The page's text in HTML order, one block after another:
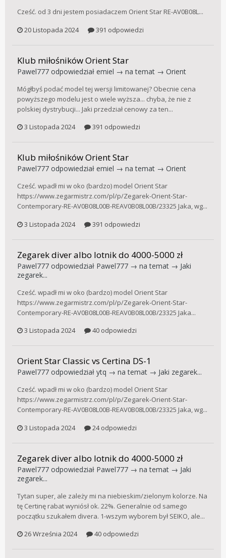
Cześć. od 3 dni jestem posiadaczem Orient Star RE-AV0B08L...
20 Listopada 2024
391 odpowiedzi
Klub miłośników Orient Star
Pawel777 odpowiedział emiel → na temat → Orient
Mógłbyś podać model tej wersji limitowanej? Obecnie cena
powyższego modelu jest o wiele wyższa... chyba, że nie z
polskiej dystrybucji... Jaki przedział cenowy za ten...
3 Listopada 2024
391 odpowiedzi
Klub miłośników Orient Star
Pawel777 odpowiedział emiel → na temat → Orient
Cześć. wpadł mi w oko (bardzo) model Orient Star
https://www.zegarmistrz.com/pl/p/Zegarek-Orient-Star-
Contemporary-RE-AV0B08L00B-REAV0B08L00B/23325 Jaka, wg...
3 Listopada 2024
391 odpowiedzi
Zegarek diver albo lotnik do 4000-5000 zł
Pawel777 odpowiedział Pawel777 → na temat → Jaki
zegarek...
Cześć. wpadł mi w oko (bardzo) model Orient Star
https://www.zegarmistrz.com/pl/p/Zegarek-Orient-Star-
Contemporary-RE-AV0B08L00B-REAV0B08L00B/23325 Jaka...
3 Listopada 2024
40 odpowiedzi
Orient Star Classic vs Certina DS-1
Pawel777 odpowiedział ytq → na temat → Jaki zegarek...
Cześć. wpadł mi w oko (bardzo) model Orient Star
https://www.zegarmistrz.com/pl/p/Zegarek-Orient-Star-
Contemporary-RE-AV0B08L00B-REAV0B08L00B/23325 Jaka, wg...
3 Listopada 2024
24 odpowiedzi
Zegarek diver albo lotnik do 4000-5000 zł
Pawel777 odpowiedział Pawel777 → na temat → Jaki
zegarek...
Tytan super, ale zależy mi na niebieskim/zielonym kolorze. Na
tę Certinę rabat wyniósł ok. 22%. Generalnie od samego
początku szukałem divera. 1-wszym wyborem był SEIKO, ale...
26 Września 2024
40 odpowiedzi